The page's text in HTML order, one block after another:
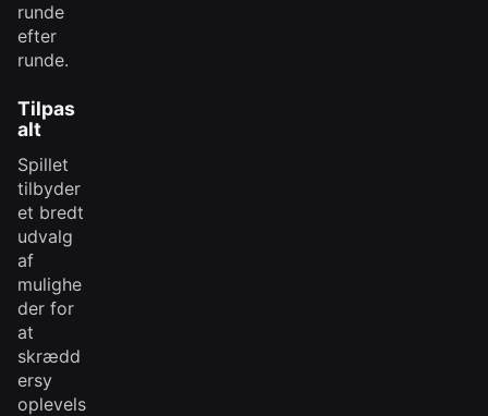
runde
efter
runde.
Tilpas
alt
Spillet
tilbyder
et bredt
udvalg
af
mulighe
der for
at
skrædd
ersy
oplevels